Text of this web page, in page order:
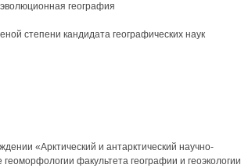
география
степени кандидата географических наук
«Арктический и антарктический научно-
факультета географии и геоэкологии